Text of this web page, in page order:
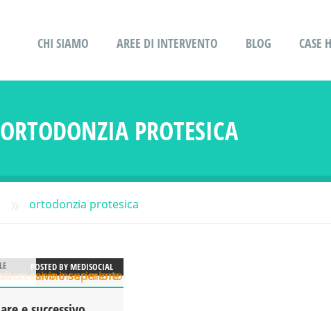
CHI SIAMO AREE DI INTERVENTO BLOG CASE
ORTODONZIA PROTESICA
» ortodonzia protesica
POSTED BYMEDISOCIAL